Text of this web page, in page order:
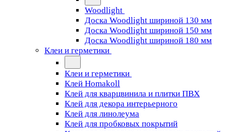
Woodlight
Доска Woodlight шириной 130 мм
Доска Woodlight шириной 150 мм
Доска Woodlight шириной 180 мм
Клеи и герметики
Клеи и герметики
Клей Homakoll
Клей для кварцвинила и плитки ПВХ
Клей для декора интерьерного
Клей для линолеума
Клей для пробковых покрытий